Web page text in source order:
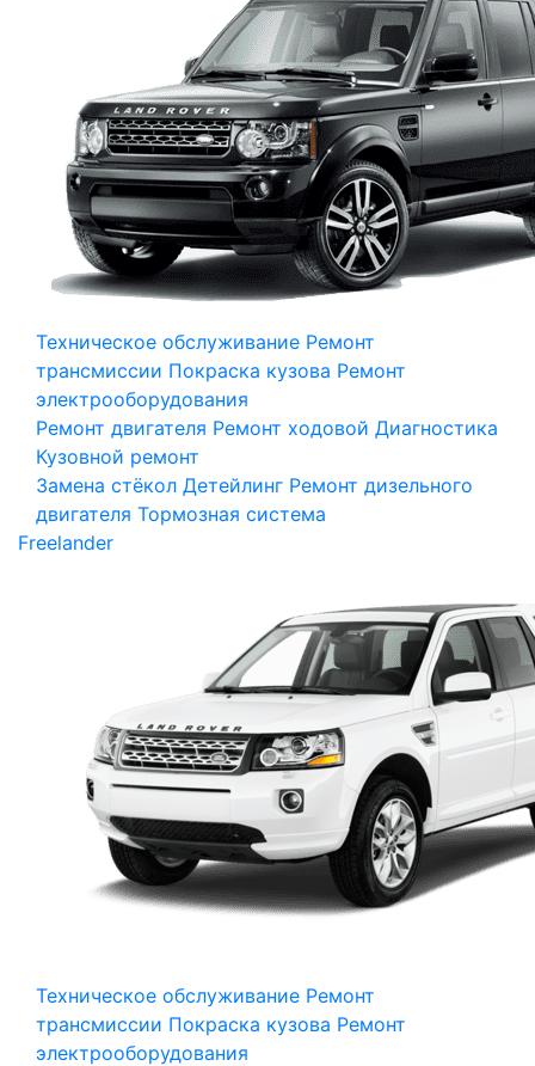
Техническое обслуживание Ремонт
трансмиссии Покраска кузова Ремонт
электрооборудования
Ремонт двигателя Ремонт ходовой Диагностика
Кузовной ремонт
Замена стёкол Детейлинг Ремонт дизельного
двигателя Тормозная система
Freelander
Техническое обслуживание Ремонт
трансмиссии Покраска кузова Ремонт
электрооборудования